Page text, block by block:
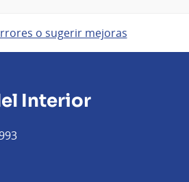
o sugerir mejoras
Interior